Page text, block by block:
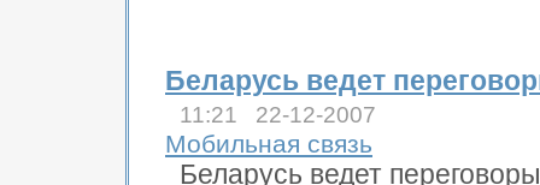
Беларусь ведет
11:21 22-12-2007
Мобильная связь
Беларусь ведет